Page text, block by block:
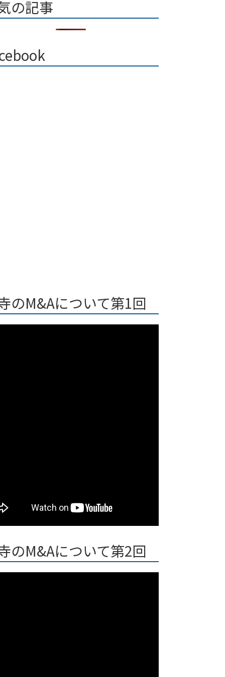
の記事
のM&Aについて第1回
のM&Aについて第2回